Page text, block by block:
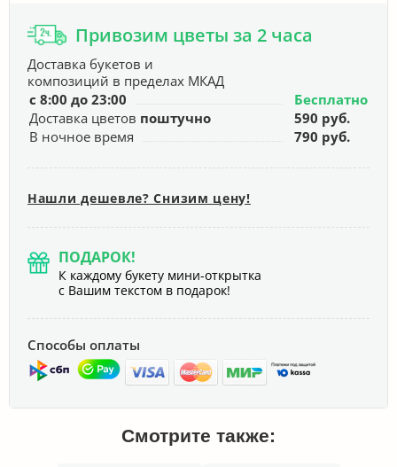
Привозим цветы за 2 часа
Доставка букетов и
композиций в пределах МКАД
с 8:00 до 23:00
Бесплатно
Доставка цветов поштучно
590 руб.
В ночное время
790 руб.
Нашли дешевле? Снизим цену!
ПОДАРОК!
К каждому букету мини-открытка
с Вашим текстом в подарок!
Способы оплаты
Смотрите также: